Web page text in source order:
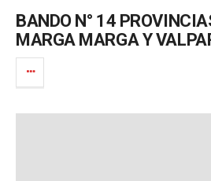
BANDO N° 14
MARGA MARGA Y